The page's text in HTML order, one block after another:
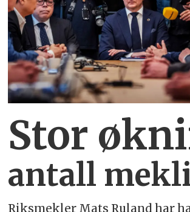
Stor
antall
Riksmekler Mats Ruland har